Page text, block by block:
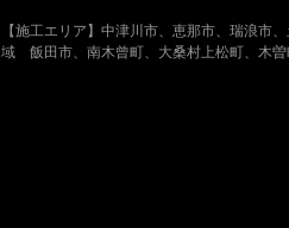
【施工エリア】中津川市、恵那市、瑞浪
域 飯田市、南木曾町、大桑村上松町、木曽